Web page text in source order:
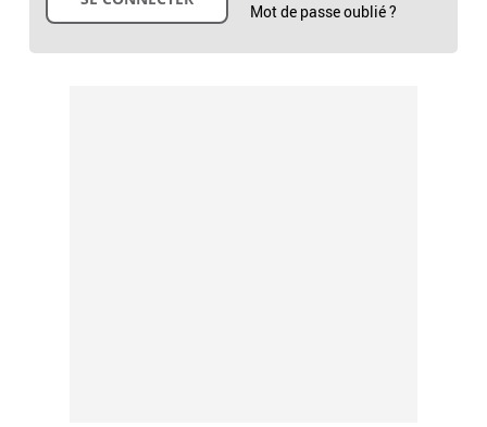
Mot de passe oublié ?